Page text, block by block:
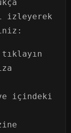
izleyerek
içindeki